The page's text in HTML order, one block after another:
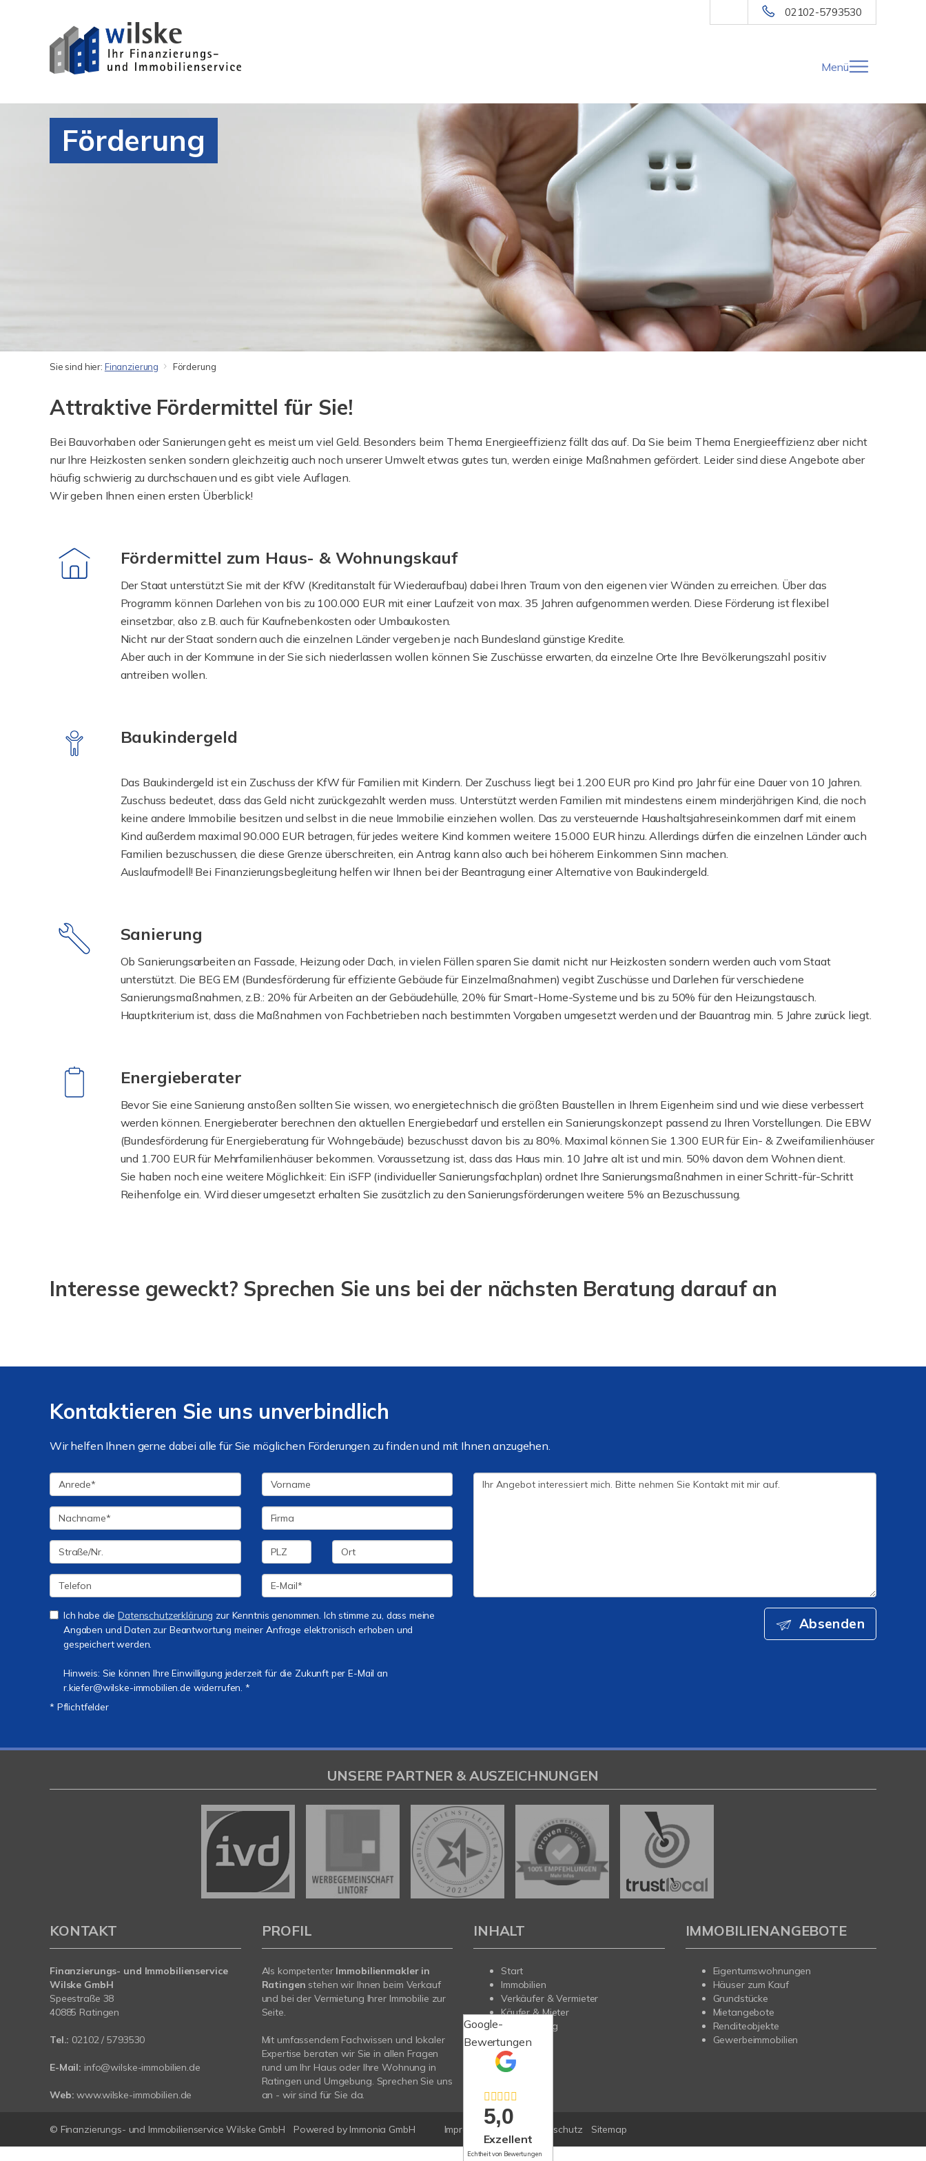
02102-5793530
Menü
Förderung
Sie sind hier: Finanzierung Förderung
Attraktive Fördermittel für Sie!
Bei Bauvorhaben oder Sanierungen geht es meist um viel Geld. Besonders beim Thema Energieeffizienz fällt das auf. Da Sie beim Thema Energieeffizienz aber nicht
nur Ihre Heizkosten senken sondern gleichzeitig auch noch unserer Umwelt etwas gutes tun, werden einige Maßnahmen gefördert. Leider sind diese Angebote aber
häufig schwierig zu durchschauen und es gibt viele Auflagen.
Wir geben Ihnen einen ersten Überblick!
Fördermittel zum Haus- & Wohnungskauf
Der Staat unterstützt Sie mit der KfW (Kreditanstalt für Wiederaufbau) dabei Ihren Traum von den eigenen vier Wänden zu erreichen. Über das
Programm können Darlehen von bis zu 100.000 EUR mit einer Laufzeit von max. 35 Jahren aufgenommen werden. Diese Förderung ist flexibel
einsetzbar, also z.B. auch für Kaufnebenkosten oder Umbaukosten.
Nicht nur der Staat sondern auch die einzelnen Länder vergeben je nach Bundesland günstige Kredite.
Aber auch in der Kommune in der Sie sich niederlassen wollen können Sie Zuschüsse erwarten, da einzelne Orte Ihre Bevölkerungszahl positiv
antreiben wollen.
Baukindergeld
Das Baukindergeld ist ein Zuschuss der KfW für Familien mit Kindern. Der Zuschuss liegt bei 1.200 EUR pro Kind pro Jahr für eine Dauer von 10 Jahren.
Zuschuss bedeutet, dass das Geld nicht zurückgezahlt werden muss. Unterstützt werden Familien mit mindestens einem minderjährigen Kind, die noch
keine andere Immobilie besitzen und selbst in die neue Immobilie einziehen wollen. Das zu versteuernde Haushaltsjahreseinkommen darf mit einem
Kind außerdem maximal 90.000 EUR betragen, für jedes weitere Kind kommen weitere 15.000 EUR hinzu. Allerdings dürfen die einzelnen Länder auch
Familien bezuschussen, die diese Grenze überschreiten, ein Antrag kann also auch bei höherem Einkommen Sinn machen.
Auslaufmodell! Bei Finanzierungsbegleitung helfen wir Ihnen bei der Beantragung einer Alternative von Baukindergeld.
Sanierung
Ob Sanierungsarbeiten an Fassade, Heizung oder Dach, in vielen Fällen sparen Sie damit nicht nur Heizkosten sondern werden auch vom Staat
unterstützt. Die BEG EM (Bundesförderung für effiziente Gebäude für Einzelmaßnahmen) vegibt Zuschüsse und Darlehen für verschiedene
Sanierungsmaßnahmen, z.B.: 20% für Arbeiten an der Gebäudehülle, 20% für Smart-Home-Systeme und bis zu 50% für den Heizungstausch.
Hauptkriterium ist, dass die Maßnahmen von Fachbetrieben nach bestimmten Vorgaben umgesetzt werden und der Bauantrag min. 5 Jahre zurück liegt.
Energieberater
Bevor Sie eine Sanierung anstoßen sollten Sie wissen, wo energietechnisch die größten Baustellen in Ihrem Eigenheim sind und wie diese verbessert
werden können. Energieberater berechnen den aktuellen Energiebedarf und erstellen ein Sanierungskonzept passend zu Ihren Vorstellungen. Die EBW
(Bundesförderung für Energieberatung für Wohngebäude) bezuschusst davon bis zu 80%. Maximal können Sie 1.300 EUR für Ein- & Zweifamilienhäuser
und 1.700 EUR für Mehrfamilienhäuser bekommen. Voraussetzung ist, dass das Haus min. 10 Jahre alt ist und min. 50% davon dem Wohnen dient.
Sie haben noch eine weitere Möglichkeit: Ein iSFP (individueller Sanierungsfachplan) ordnet Ihre Sanierungsmaßnahmen in einer Schritt-für-Schritt
Reihenfolge ein. Wird dieser umgesetzt erhalten Sie zusätzlich zu den Sanierungsförderungen weitere 5% an Bezuschussung.
Interesse geweckt? Sprechen Sie uns bei der nächsten Beratung darauf an
Kontaktieren Sie uns unverbindlich
Wir helfen Ihnen gerne dabei alle für Sie möglichen Förderungen zu finden und mit Ihnen anzugehen.
Ich habe dieDatenschutzerklärung zur Kenntnis genommen. Ich stimme zu, dass meine
Angaben und Daten zur Beantwortung meiner Anfrage elektronisch erhoben und
gespeichert werden.
Hinweis: Sie können Ihre Einwilligung jederzeit für die Zukunft per E-Mail an
r.kiefer@wilske-immobilien.de widerrufen. *
* Pflichtfelder
Absenden
Google-
Bewertungen
5,0
Exzellent
Echtheit von Bewertungen
UNSERE PARTNER & AUSZEICHNUNGEN
KONTAKT
Finanzierungs- und Immobilienservice
Wilske GmbH
Speestraße 38
40885 Ratingen
Tel.: 02102 / 5793530
E-Mail: info@wilske-immobilien.de
Web: www.wilske-immobilien.de
PROFIL
Als kompetenter Immobilienmakler in
Ratingen stehen wir Ihnen beim Verkauf
und bei der Vermietung Ihrer Immobilie zur
Seite.
Mit umfassendem Fachwissen und lokaler
Expertise beraten wir Sie in allen Fragen
rund um Ihr Haus oder Ihre Wohnung in
Ratingen und Umgebung. Sprechen Sie uns
an - wir sind für Sie da.
INHALT
Start
Immobilien
Verkäufer & Vermieter
Käufer & Mieter
Finanzierung
Service
Über uns
mehr
IMMOBILIENANGEBOTE
Eigentumswohnungen
Häuser zum Kauf
Grundstücke
Mietangebote
Renditeobjekte
Gewerbeimmobilien
© Finanzierungs- und Immobilienservice Wilske GmbH Powered by Immonia GmbH Impressum AGB Datenschutz Sitemap